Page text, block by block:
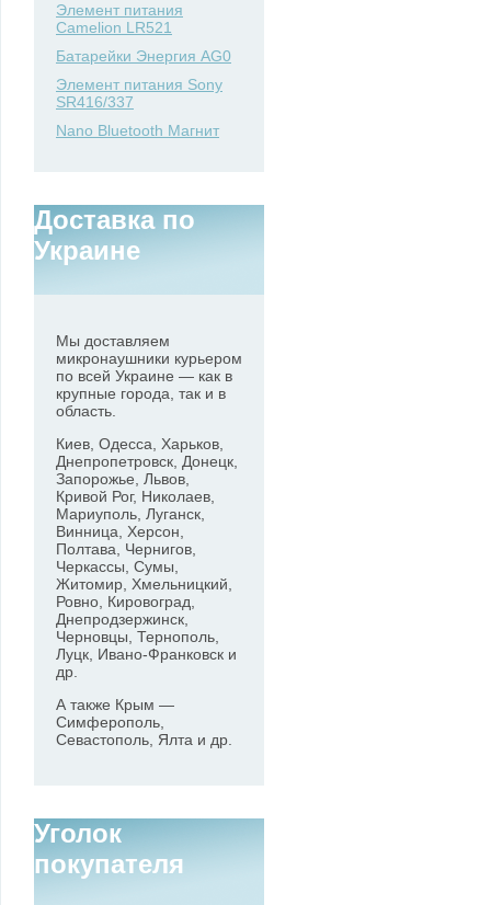
Элемент питания
Camelion LR521
Батарейки Энергия AG0
Элемент питания Sony
SR416/337
Nano Bluetooth Магнит
Доставка по
Украине
Мы доставляем
микронаушники курьером
по всей Украине — как в
крупные города, так и в
область.
Киев, Одесса, Харьков,
Днепропетровск, Донецк,
Запорожье, Львов,
Кривой Рог, Николаев,
Мариуполь, Луганск,
Винница, Херсон,
Полтава, Чернигов,
Черкассы, Сумы,
Житомир, Хмельницкий,
Ровно, Кировоград,
Днепродзержинск,
Черновцы, Тернополь,
Луцк, Ивано-Франковск и
др.
А также Крым —
Симферополь,
Севастополь, Ялта и др.
Уголок
покупателя